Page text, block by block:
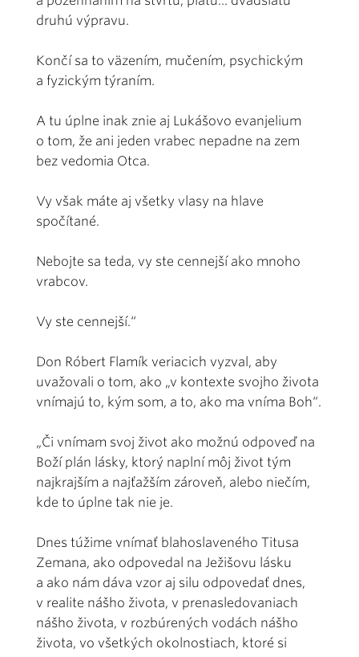
druhú výpravu.
Končí sa to väzením, mučením, psychickým
a fyzickým týraním.
A tu úplne inak znie aj Lukášovo evanjelium
o tom, že ani jeden vrabec nepadne na zem
bez vedomia Otca.
Vy však máte aj všetky vlasy na hlave
spočítané.
Nebojte sa teda, vy ste cennejší ako mnoho
vrabcov.
Vy ste cennejší.“
Don Róbert Flamík veriacich vyzval, aby
uvažovali o tom, ako „v kontexte svojho života
vnímajú to, kým som, a to, ako ma vníma Boh“.
„Či vnímam svoj život ako možnú odpoveď na
Boží plán lásky, ktorý naplní môj život tým
najkrajším a najťažším zároveň, alebo niečím,
kde to úplne tak nie je.
Dnes túžime vnímať blahoslaveného Titusa
Zemana, ako odpovedal na Ježišovu lásku
a ako nám dáva vzor aj silu odpovedať dnes,
v realite nášho života, v prenasledovaniach
nášho života, v rozbúrených vodách nášho
života, vo všetkých okolnostiach, ktoré si